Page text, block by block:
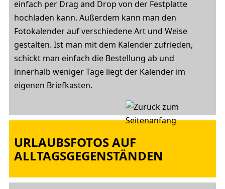
einfach per Drag and Drop von der Festplatte
hochladen kann. Außerdem kann man den
Fotokalender auf verschiedene Art und Weise
gestalten. Ist man mit dem Kalender zufrieden,
schickt man einfach die Bestellung ab und
innerhalb weniger Tage liegt der Kalender im
eigenen Briefkasten.
URLAUBSFOTOS AUF
ALLTAGSGEGENSTÄNDEN